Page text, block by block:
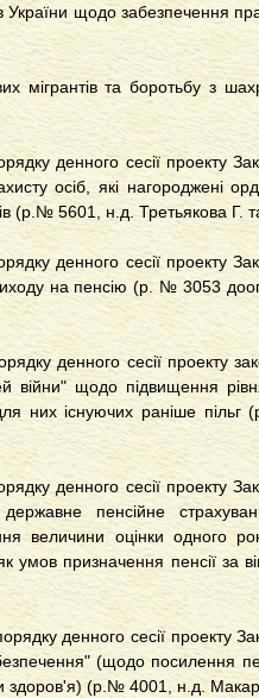
України щодо забезпечення
мігрантів та боротьбу з
денного сесії проекту
осіб, які нагороджені
(р.№ 5601, н.д. Третьякова Г.
денного сесії проекту
на пенсію (р. № 3053
денного сесії проекту
війни" щодо підвищення
них існуючих раніше
денного сесії проекту
державне пенсійне
величини оцінки одного
як умов призначення пенсії
денного сесії проекту
(щодо посилення
здоров'я) (р.№ 4001, н.д.